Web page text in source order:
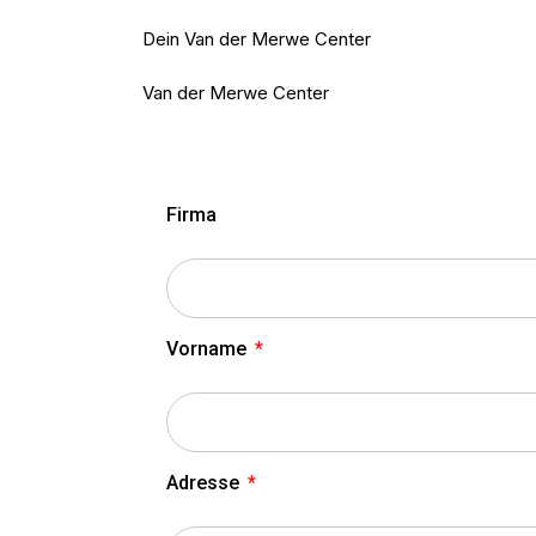
Dein Van der Merwe Center
Van der Merwe Center
Firma
Vorname
Adresse